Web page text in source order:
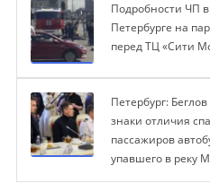
Подробности ЧП в
Петербурге на
перед ТЦ «Сити
Петербург:
знаки отличия
пассажиров
упавшего в реку